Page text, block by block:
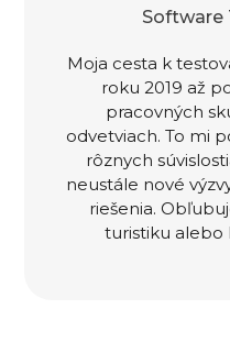
Software
Moja cesta k
roku 2019 až
pracovných
odvetviach. To mi
rôznych
neustále nové
riešenia.
turistiku alebo